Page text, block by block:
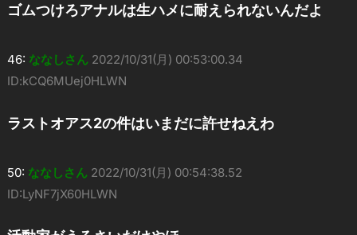
ゴムつけろアナルは生ハメに耐えられないんだよ
46: ななしさん 2022/10/31(月) 00:53:00.34
ID:kCQ6MUej0HLWN
ラストオアス2の件はいまだに許せねえわ
50: ななしさん 2022/10/31(月) 00:54:38.52
ID:LyNF7jX60HLWN